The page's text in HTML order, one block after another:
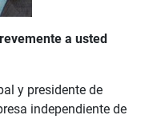
a usted
y presidente de
independiente de